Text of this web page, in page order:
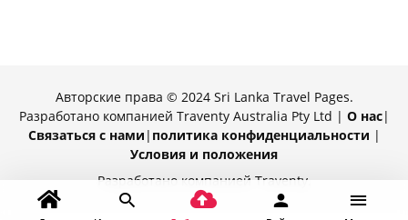
Авторские права © 2024 Sri Lanka Travel Pages.
Разработано компанией Traventy Australia Pty Ltd | О нас|
Связаться с нами | политика конфиденциальности |
Условия и положения
Разработано компанией Traventy.